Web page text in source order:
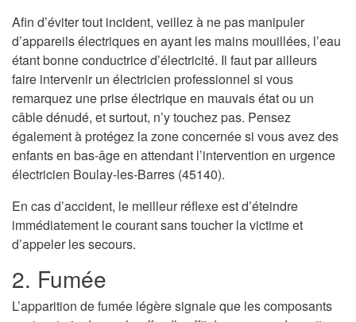
Afin d’éviter tout incident, veillez à ne pas manipuler
d’appareils électriques en ayant les mains mouillées, l’eau
étant bonne conductrice d’électricité. Il faut par ailleurs
faire intervenir un électricien professionnel si vous
remarquez une prise électrique en mauvais état ou un
câble dénudé, et surtout, n’y touchez pas. Pensez
également à protégez la zone concernée si vous avez des
enfants en bas-âge en attendant l’intervention en urgence
électricien Boulay-les-Barres (45140).
En cas d’accident, le meilleur réflexe est d’éteindre
immédiatement le courant sans toucher la victime et
d’appeler les secours.
2. Fumée
L’apparition de fumée légère signale que les composants